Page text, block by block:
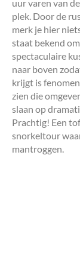
uur varen van
plek. Door de
merk je hier
staat bekend
spectaculaire
naar boven
krijgt is
zien die
slaan op
Prachtig! Een
snorkeltour
mantroggen.